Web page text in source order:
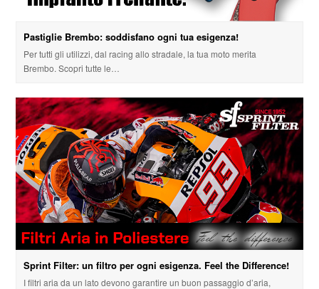
Pastiglie Brembo: soddisfano ogni tua esigenza!
Per tutti gli utilizzi, dal racing allo stradale, la tua moto merita
Brembo. Scopri tutte le…
Sprint Filter: un filtro per ogni esigenza. Feel the Difference!
I filtri aria da un lato devono garantire un buon passaggio d’aria,